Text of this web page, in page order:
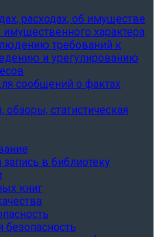
расходах, об имуществе
имущественного характера
требований к
и урегулированию
сообщений о фактах
статистическая
запись в библиотеку
книг